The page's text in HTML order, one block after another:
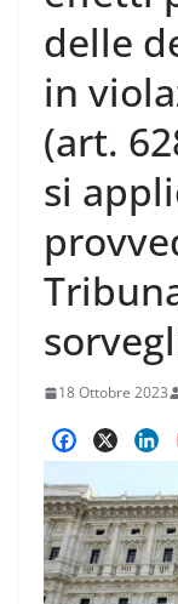
delle
in
(art.
si
18 Ottobre 2023